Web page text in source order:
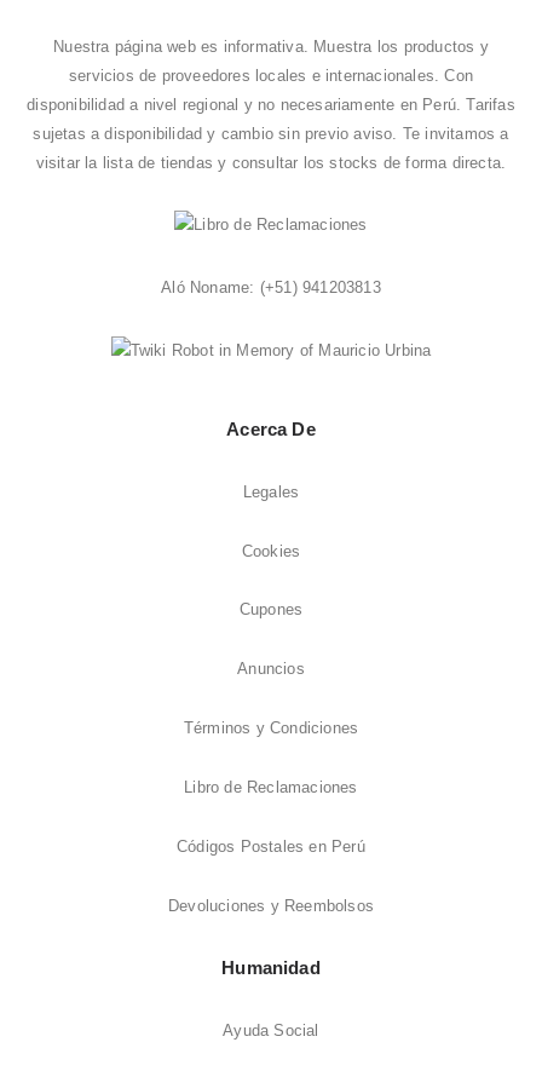
Nuestra página web es informativa. Muestra los productos y
servicios de proveedores locales e internacionales. Con
disponibilidad a nivel regional y no necesariamente en Perú. Tarifas
sujetas a disponibilidad y cambio sin previo aviso. Te invitamos a
visitar la lista de tiendas y consultar los stocks de forma directa.
Aló Noname: (+51) 941203813
Acerca De
Legales
Cookies
Cupones
Anuncios
Términos y Condiciones
Libro de Reclamaciones
Códigos Postales en Perú
Devoluciones y Reembolsos
Humanidad
Ayuda Social